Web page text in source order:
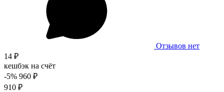
Отзывов нет
14 ₽
кешбэк на счёт
-5% 960 ₽
910 ₽